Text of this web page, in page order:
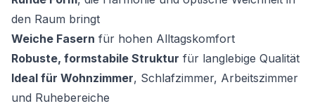
den Raum bringt
Weiche Fasern für hohen Alltagskomfort
Robuste, formstabile Struktur für langlebige Qualität
Ideal für Wohnzimmer, Schlafzimmer, Arbeitszimmer
und Ruhebereiche